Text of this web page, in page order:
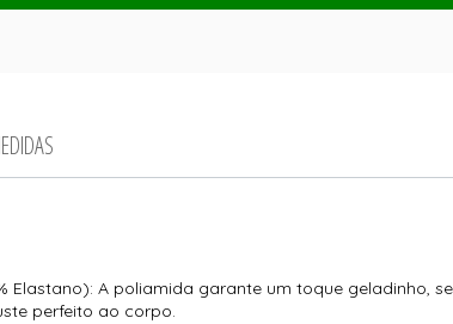
Elastano): A poliamida garante um toque geladinho,
perfeito ao corpo.